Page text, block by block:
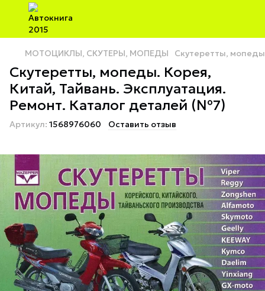
МОТОЦИКЛЫ, СКУТЕРЫ, МОПЕДЫ Скутеретты,
Скутеретты, мопеды. Корея,
Китай, Тайвань. Эксплуатация.
Ремонт. Каталог деталей (№7)
Артикул: 1568976060 Оставить отзыв